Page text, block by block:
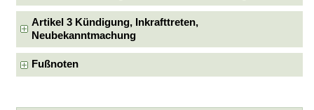
Artikel 3 Kündigung, Inkrafttreten,
Neubekanntmachung
Fußnoten